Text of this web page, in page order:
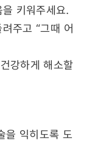
키워주세요.
주고 “그때 어
하게 해소할
을 익히도록 도